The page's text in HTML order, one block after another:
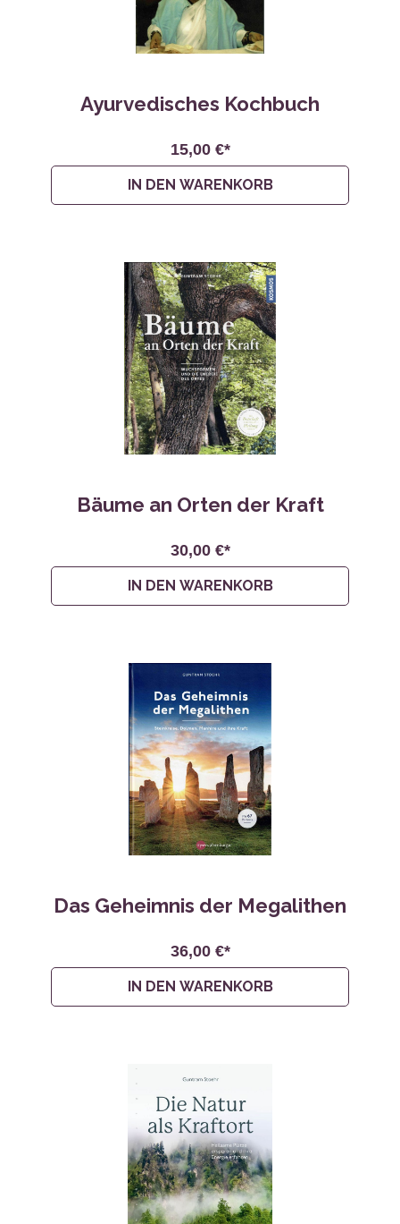
Ayurvedisches Kochbuch
15,00 €*
IN DEN WARENKORB
Bäume an Orten der Kraft
30,00 €*
IN DEN WARENKORB
Das Geheimnis der Megalithen
36,00 €*
IN DEN WARENKORB